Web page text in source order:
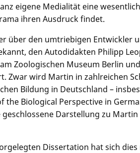
eigene Medialität eine
ihren Ausdruck findet.
über den umtriebigen Entwickler
den Autodidakten Philipp
Zoologischen Museum Berlin
Zwar wird Martin in zahlreichen
Bildung in Deutschland –
the Biological Perspective in
Darstellung zu
Dissertation hat sich